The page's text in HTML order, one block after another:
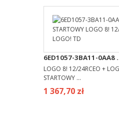
6ED1057-3BA11-0AA8
LOGO 8! 12/24RCEO +
STARTOWY ...
1 367,70 zł